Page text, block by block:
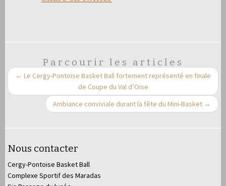
Parcourir les articles
← Le Cergy-Pontoise Basket Ball fortement représenté en finale
de Coupe du Val d’Oise
Ambiance conviviale durant la fête du Mini-Basket →
Nous contacter
Cergy-Pontoise Basket Ball
Complexe Sportif des Maradas